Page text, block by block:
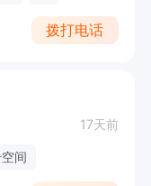
拨打电话
17天前
间